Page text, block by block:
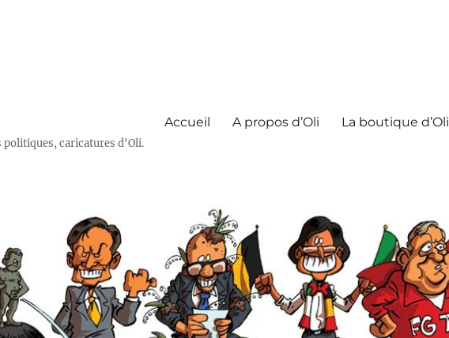
caricatures d'Oli.
Accueil A propos d’Oli La boutique d’Oli